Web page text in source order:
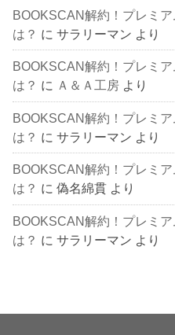
BOOKSCAN解約！プレミ
は？ にサラリーマン より
BOOKSCAN解約！プレミ
は？ に Ａ＆Ａ工房 より
BOOKSCAN解約！プレミ
は？ にサラリーマン より
BOOKSCAN解約！プレミ
は？ に偽名綿貫 より
BOOKSCAN解約！プレミ
は？ にサラリーマン より